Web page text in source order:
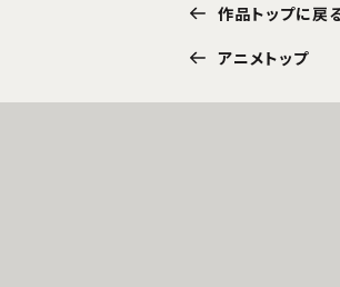
作品トップに戻
アニメトップ